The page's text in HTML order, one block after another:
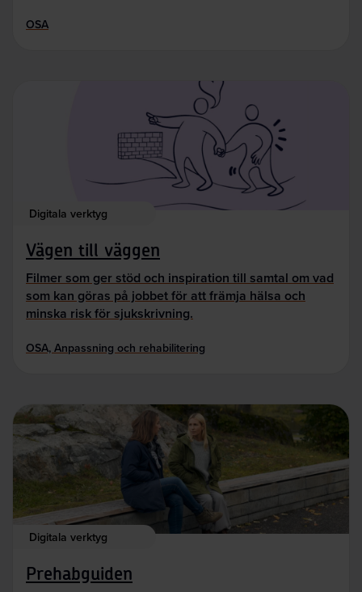
OSA
Digitala verktyg
Vägen till väggen
Filmer som ger stöd och inspiration till samtal om vad
som kan göras på jobbet för att främja hälsa och
minska risk för sjukskrivning.
OSA, Anpassning och rehabilitering
Digitala verktyg
Prehabguiden